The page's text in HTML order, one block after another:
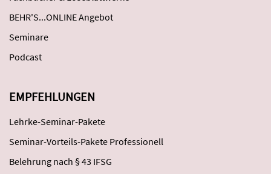
BEHR'S...ONLINE Angebot
Seminare
Podcast
EMPFEHLUNGEN
Lehrke-Seminar-Pakete
Seminar-Vorteils-Pakete Professionell
Belehrung nach § 43 IFSG